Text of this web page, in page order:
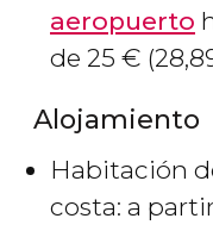
aeropuerto
de 25 €
Alojamiento
Habitación
costa: a